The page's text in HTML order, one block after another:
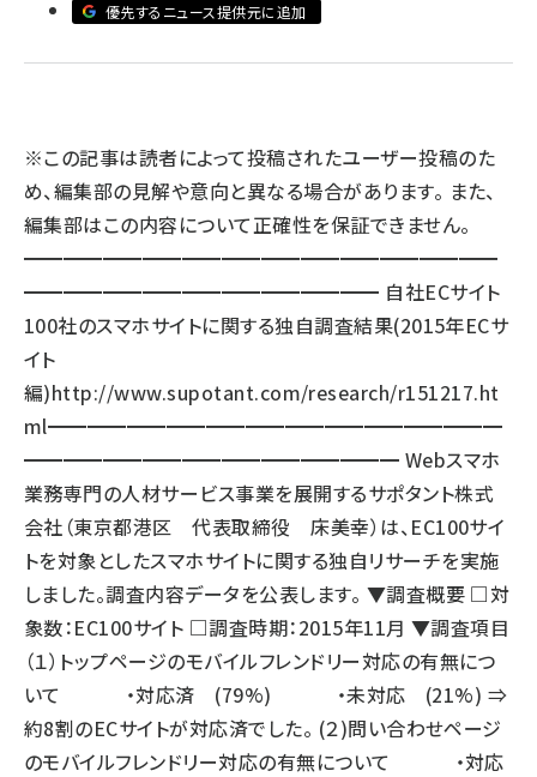
llmo (1166)
優先するニュース提供元に追加
※この記事は読者によって投稿されたユーザー投稿のた
め、編集部の見解や意向と異なる場合があります。 また、
編集部はこの内容について正確性を保証できません。
━━━━━━━━━━━━━━━━━━━━━━━━
━━━━━━━━━━━━━━━━━━ 自社ECサイト
100社のスマホサイトに関する独自調査結果(2015年ECサ
イト
編)http://www.supotant.com/research/r151217.ht
ml━━━━━━━━━━━━━━━━━━━━━━━
━━━━━━━━━━━━━━━━━━━ Webスマホ
業務専門の人材サービス事業を展開するサポタント株式
会社（東京都港区 代表取締役 床美幸）は、EC100サイ
トを対象としたスマホサイトに関する独自リサーチを実施
しました。調査内容データを公表します。 ▼調査概要 □対
象数：EC100サイト □調査時期：2015年11月 ▼調査項目
（１）トップページのモバイルフレンドリー対応の有無につ
いて ・対応済 (79%) ・未対応 (21%) ⇒
約8割のECサイトが対応済でした。 (２)問い合わせページ
のモバイルフレンドリー対応の有無について ・対応